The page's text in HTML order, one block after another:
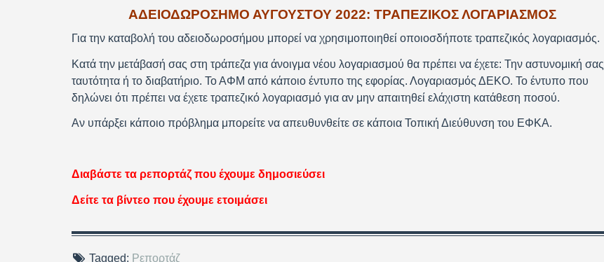
ΑΔΕΙΟΔΩΡΟΣΗΜΟ ΑΥΓΟΥΣΤΟΥ 2022: ΤΡΑΠΕΖΙΚΟΣ ΛΟΓΑΡΙΑΣΜΟΣ
Για την καταβολή του αδειοδωροσήμου μπορεί να χρησιμοποιηθεί οποιοσδήποτε τραπεζικός λογαριασμός.
Κατά την μετάβασή σας στη τράπεζα για άνοιγμα νέου λογαριασμού θα πρέπει να έχετε: Την αστυνομική σας
ταυτότητα ή το διαβατήριο. Το ΑΦΜ από κάποιο έντυπο της εφορίας. Λογαριασμός ΔΕΚΟ. Το έντυπο που
δηλώνει ότι πρέπει να έχετε τραπεζικό λογαριασμό για αν μην απαιτηθεί ελάχιστη κατάθεση ποσού.
Αν υπάρξει κάποιο πρόβλημα μπορείτε να απευθυνθείτε σε κάποια Τοπική Διεύθυνση του ΕΦΚΑ.
Διαβάστε τα ρεπορτάζ που έχουμε δημοσιεύσει
Δείτε τα βίντεο που έχουμε ετοιμάσει
Tagged: Ρεπορτάζ